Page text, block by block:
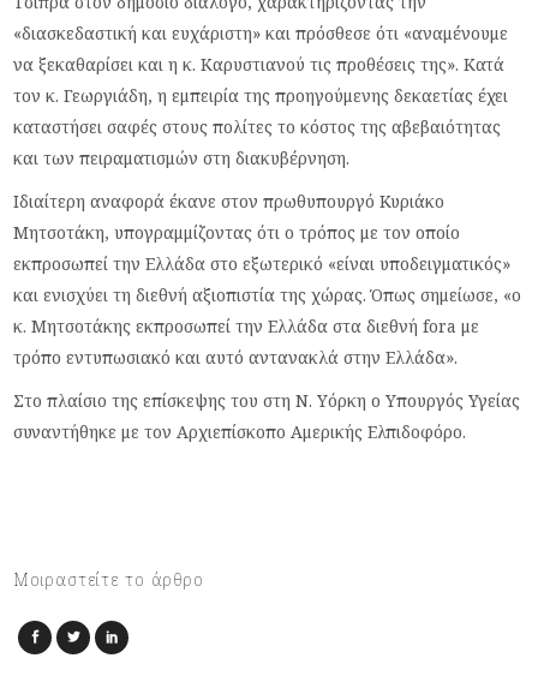
«διασκεδαστική και ευχάριστη» και πρόσθεσε ότι «αναμένουμε
να ξεκαθαρίσει και η κ. Καρυστιανού τις προθέσεις της». Κατά
τον κ. Γεωργιάδη, η εμπειρία της προηγούμενης δεκαετίας έχει
καταστήσει σαφές στους πολίτες το κόστος της αβεβαιότητας
και των πειραματισμών στη διακυβέρνηση.
Ιδιαίτερη αναφορά έκανε στον πρωθυπουργό Κυριάκο
Μητσοτάκη, υπογραμμίζοντας ότι ο τρόπος με τον οποίο
εκπροσωπεί την Ελλάδα στο εξωτερικό «είναι υποδειγματικός»
και ενισχύει τη διεθνή αξιοπιστία της χώρας. Όπως σημείωσε, «ο
κ. Μητσοτάκης εκπροσωπεί την Ελλάδα στα διεθνή fora με
τρόπο εντυπωσιακό και αυτό αντανακλά στην Ελλάδα».
Στο πλαίσιο της επίσκεψης του στη Ν. Υόρκη ο Υπουργός Υγείας
συναντήθηκε με τον Αρχιεπίσκοπο Αμερικής Ελπιδοφόρο.
Μοιραστείτε το άρθρο